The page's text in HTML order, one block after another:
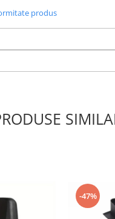
produs
-47%